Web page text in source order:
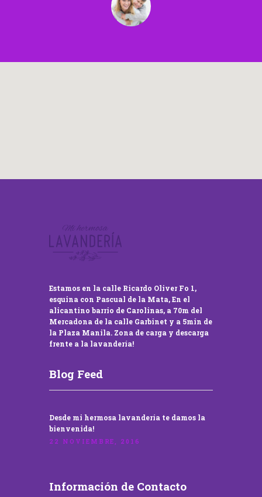
Estamos en la calle Ricardo Oliver Fo 1,
esquina con Pascual de la Mata, En el
alicantino barrio de Carolinas, a 70m del
Mercadona de la calle Garbinet y a 5min de
la Plaza Manila. Zona de carga y descarga
frente a la lavandería!
Blog Feed
Desde mi hermosa lavandería te damos la
bienvenida!
22 NOVIEMBRE, 2016
Información de Contacto